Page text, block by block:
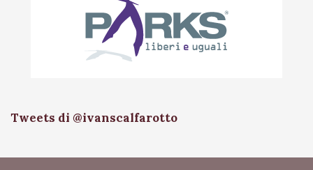
Tweets di @ivanscalfarotto